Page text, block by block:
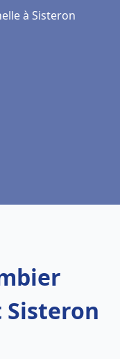
à Sisteron
Sisteron